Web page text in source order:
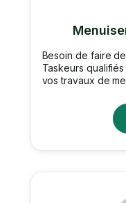
Besoin de faire
Taskeurs
vos travaux de